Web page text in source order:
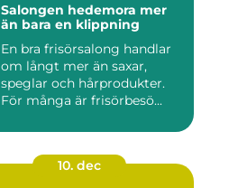
Salongen hedemora mer
än bara en klippning
En bra frisörsalong handlar
om långt mer än saxar,
speglar och hårprodukter.
För många är frisörbesö...
10. dec